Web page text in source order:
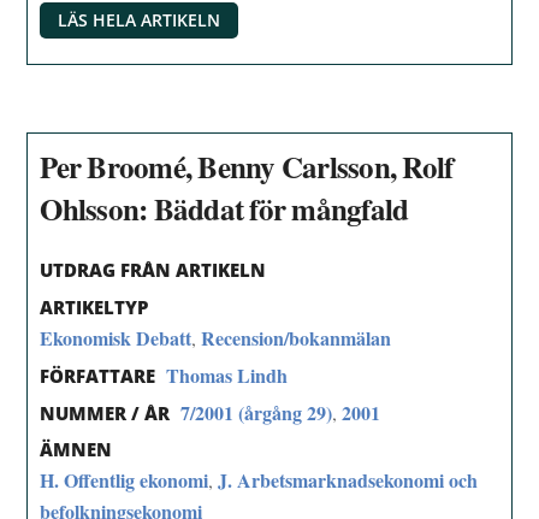
LÄS HELA ARTIKELN
Per Broomé, Benny Carlsson, Rolf
Ohlsson: Bäddat för mångfald
UTDRAG FRÅN ARTIKELN
ARTIKELTYP
Ekonomisk Debatt,Recension/bokanmälan
FÖRFATTARE Thomas Lindh
NUMMER / ÅR 7/2001 (årgång 29),2001
ÄMNEN
H. Offentlig ekonomi,J. Arbetsmarknadsekonomi och
befolkningsekonomi